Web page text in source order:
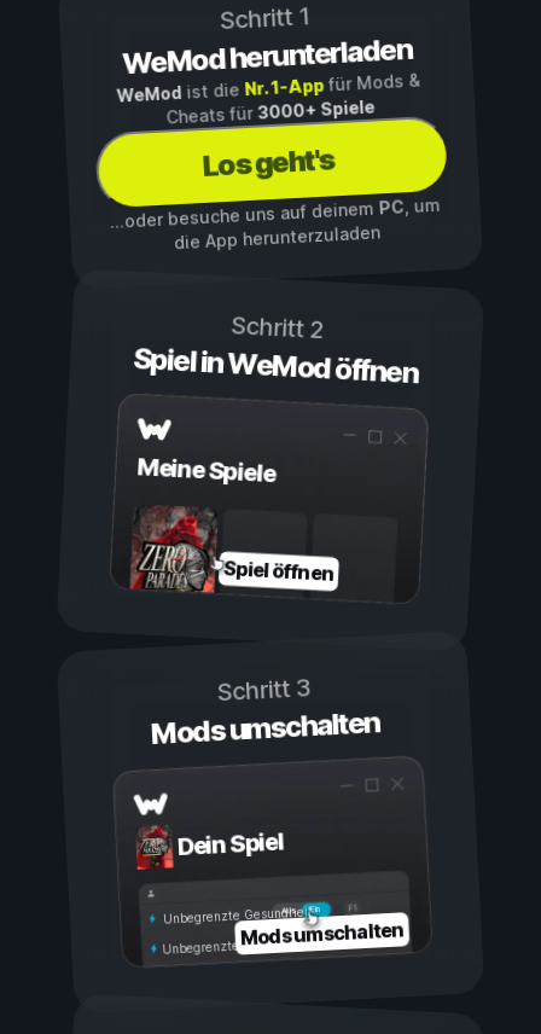
Schritt 1
WeMod herunterladen
WeMod ist die Nr. 1-Appfür Mods &
Cheats für3000+ Spiele
Los geht's
...oder besuche uns auf deinemPC, um
die App herunterzuladen
Schritt 2
Spiel in WeMod öffnen
Meine Spiele
Spiel öffnen
Schritt 3
Mods umschalten
Dein Spiel
Ein
Aus
Unbegrenzte Gesundheit
Unbegrenzte AusdauerMods umschalten